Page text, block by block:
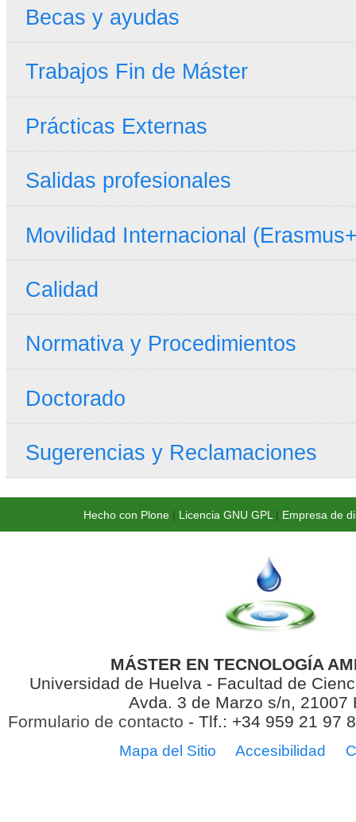
Becas y ayudas
Trabajos Fin de Máster
Prácticas Externas
Salidas profesionales
Movilidad Internacional
Calidad
Normativa y Procedimientos
Doctorado
Sugerencias y Reclamaciones
Hecho con Plone| Licencia GNU GPL | Empresa de
MÁSTER EN TECNOLOGÍA
Universidad de Huelva - Facultad de
Avda. 3 de Marzo s/n, 21007
Formulario de contacto - Tlf.: +34 959 21 97
Mapa del Sitio Accesibilidad